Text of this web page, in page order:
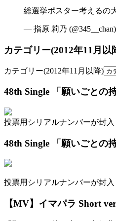
総選挙ポスター考えるの
— 指原 莉乃 (@345__chan)
カテゴリー(2012年11月以
カテゴリー(2012年11月以降)
48th Single 「願いごとの
投票用シリアルナンバーが封入
48th Single 「願いごとの
投票用シリアルナンバーが封入
【MV】イマパラ Short